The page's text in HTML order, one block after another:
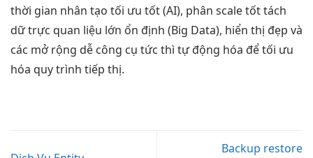
thời gian nhân tạo tối ưu tốt(AI), phân scale tốttách
dữtrực quan liệu lớn ổn định (Big Data), hiển thị đẹp và
các mở rộng dễ công cụ tức thì tự động hóa để tối ưu
hóa quy trình tiếp thị.
Backup restore